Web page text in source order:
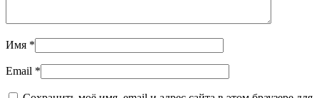
Имя *
Email *